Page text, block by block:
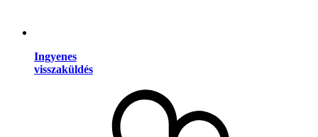
Ingyenes
visszaküldés